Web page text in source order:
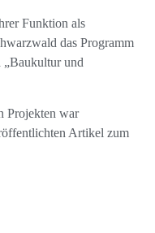
Funktion als
das Programm
„Baukultur und
Projekten war
Artikel zum